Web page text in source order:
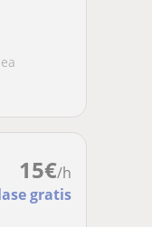
15€/h
gratis